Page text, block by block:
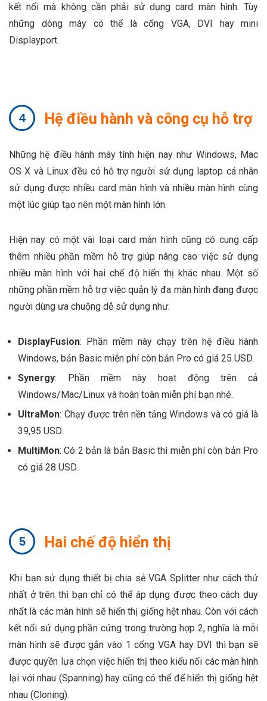
kết nối mà không cần phải sử dụng card màn hình. Tùy
những dòng máy có thể là cổng VGA, DVI hay mini
Displayport.
Hệ điều hành và công cụ hỗ trợ
Những hệ điều hành máy tính hiện nay như Windows, Mac
OS X và Linux đều có hỗ trợ người sử dụng laptop cá nhân
sử dụng được nhiều card màn hình và nhiều màn hình cùng
một lúc giúp tạo nên một màn hình lớn.
Hiện nay có một vài loại card màn hình cũng có cung cấp
thêm nhiều phần mềm hỗ trợ giúp nâng cao việc sử dụng
nhiều màn hình với hai chế độ hiển thị khác nhau. Một số
những phần mềm hỗ trợ việc quản lý đa màn hình đang được
người dùng ưa chuộng dễ sử dụng như:
DisplayFusion: Phần mềm này chạy trên hệ điều hành
Windows, bản Basic miễn phí còn bản Pro có giá 25 USD.
Synergy: Phần mềm này hoạt động trên cả
Windows/Mac/Linux và hoàn toàn miễn phí bạn nhé.
UltraMon: Chạy được trên nền tảng Windows và có giá là
39,95 USD.
MultiMon: Có 2 bản là bản Basic thì miễn phí còn bản Pro
có giá 28 USD.
Hai chế độ hiển thị
Khi bạn sử dụng thiết bị chia sẻ VGA Splitter như cách thứ
nhất ở trên thì bạn chỉ có thể áp dụng được theo cách duy
nhất là các màn hình sẽ hiển thị giống hệt nhau. Còn với cách
kết nối sử dụng phần cứng trong trường hợp 2, nghĩa là mỗi
màn hình sẽ được gắn vào 1 cổng VGA hay DVI thì bạn sẽ
được quyền lựa chọn việc hiển thị theo kiểu nối các màn hình
lại với nhau (Spanning) hay cũng có thể để hiển thị giống hệt
nhau (Cloning).